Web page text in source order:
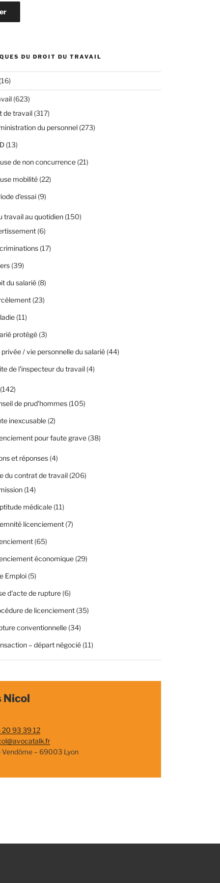
DU DROIT DU TRAVAIL
(623)
de travail(317)
du personnel(273)
(13)
de non concurrence(21)
mobilité(22)
d'essai(9)
travail au quotidien(150)
(6)
(17)
(39)
du salarié(8)
(23)
(11)
protégé(3)
/ vie personnelle du salarié(44)
de l'inspecteur du travail(4)
de prud'hommes(105)
inexcusable(2)
pour faute grave(38)
et réponses(4)
du contrat de travail(206)
(14)
médicale(11)
licenciement(7)
(65)
économique(29)
Emploi(5)
d'acte de rupture(6)
de licenciement(35)
conventionnelle(34)
– départ négocié(11)
Nicol
93 39 12
Vendôme – 69003 Lyon